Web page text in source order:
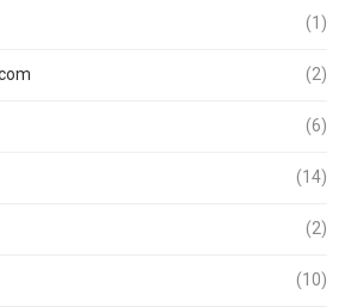
(1)
(2)
(6)
(14)
(2)
(10)